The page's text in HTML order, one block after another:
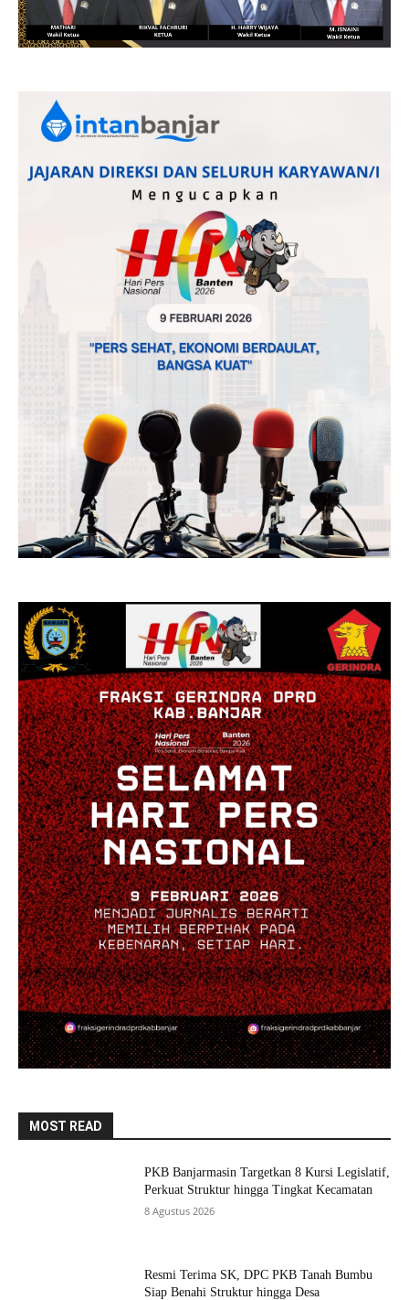
MOST READ
PKB Banjarmasin Targetkan 8 Kursi Legislatif,
Perkuat Struktur hingga Tingkat Kecamatan
8 Agustus 2026
Resmi Terima SK, DPC PKB Tanah Bumbu
Siap Benahi Struktur hingga Desa